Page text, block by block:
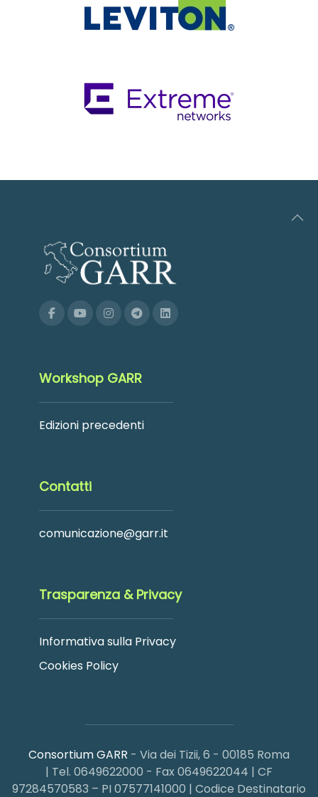
Workshop GARR
Edizioni precedenti
Contatti
comunicazione@garr.it
Trasparenza & Privacy
Informativa sulla Privacy
Cookies Policy
Consortium GARR - Via dei Tizii, 6 - 00185 Roma
| Tel. 0649622000 - Fax 0649622044 | CF
97284570583 – PI 07577141000 | Codice Destinatario